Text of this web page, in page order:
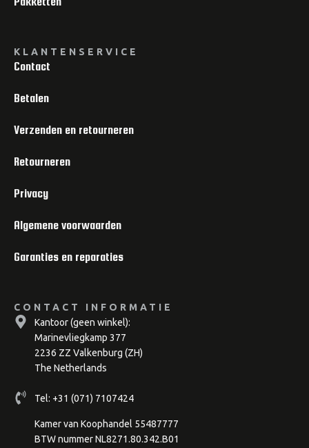
KLANTENSERVICE
Contact
Betalen
Verzenden en retourneren
Retourneren
Privacy
Algemene voorwaarden
Garanties en reparaties
CONTACT INFORMATIE
Kantoor (geen winkel):
Marinevliegkamp 377
2236 ZZ Valkenburg (ZH)
The Netherlands
Tel: +31 (071) 7107424
Kamer van Koophandel 55487777
BTW nummer NL8271.80.342.B01